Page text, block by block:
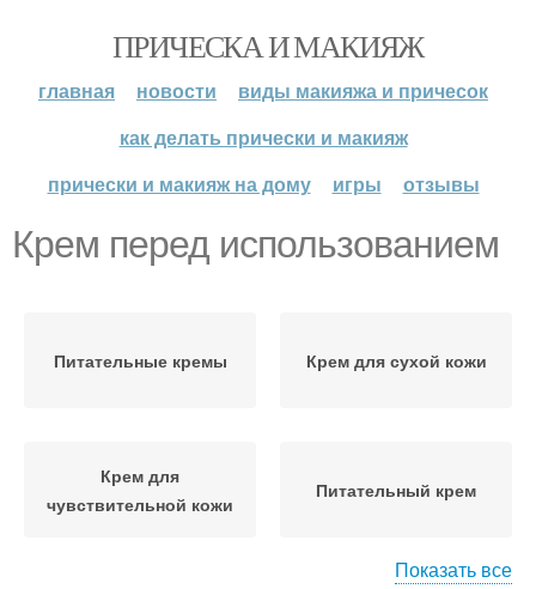
ПРИЧЕСКА И МАКИЯЖ
главная новости
виды макияжа и причесок
как делать прически и макияж
прически и макияж на дому
игры отзывы
Крем перед использованием
Питательные кремы Крем для сухой кожи
Крем для
чувствительной кожи
Питательный крем
Показать все